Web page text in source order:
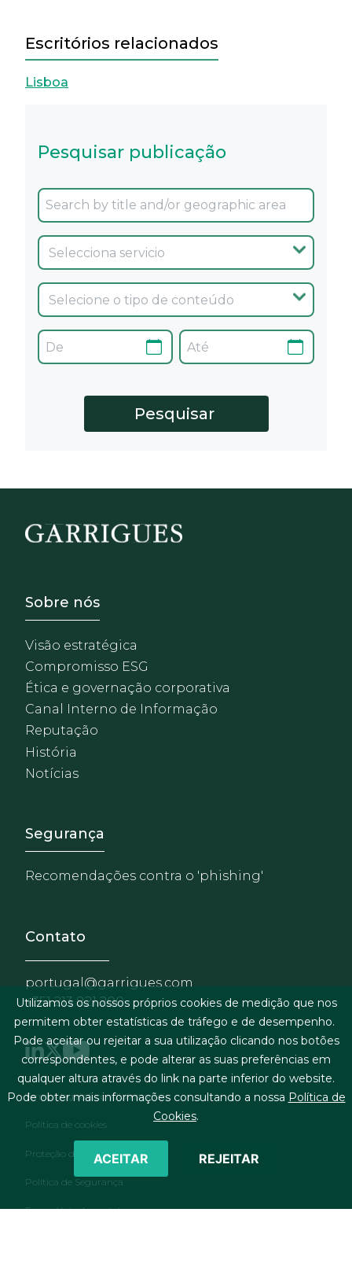
Escritórios relacionados
Lisboa
Pesquisar publicação
Footer - Sobre Nosotros
Sobre nós
Visão estratégica
Compromisso ESG
Ética e governação corporativa
Canal Interno de Informação
Reputação
História
Notícias
Footer - Extranet y
Segurança
Recomendações contra o 'phishing'
Contato
portugal@garrigues.com
+351 213 821 200
Menu de rodapé
Termos legais & condições gerais
Política de cookies
Proteção de dados pessoais
Política de Segurança
Formulário de contato
Utilizamos os nossos próprios cookies de medição que nos
permitem obter estatísticas de tráfego e de desempenho.
Pode aceitar ou rejeitar a sua utilização clicando nos botões
correspondentes, e pode alterar as suas preferências em
qualquer altura através do link na parte inferior do website.
Pode obter mais informações consultando a nossa Política de
Cookies.
ACEITAR REJEITAR